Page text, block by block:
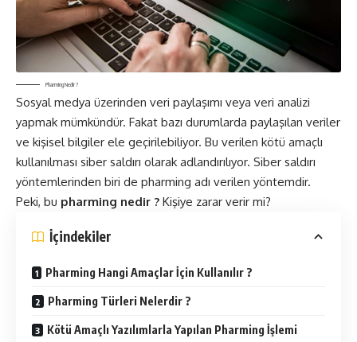
Pharming Nedir ?
Sosyal medya üzerinden veri paylaşımı veya veri analizi
yapmak mümkündür. Fakat bazı durumlarda paylaşılan veriler
ve kişisel bilgiler ele geçirilebiliyor. Bu verilen kötü amaçlı
kullanılması siber saldırı olarak adlandırılıyor. Siber saldırı
yöntemlerinden biri de pharming adı verilen yöntemdir.
Peki, bu pharming nedir ? Kişiye zarar verir mi?
İçindekiler
Pharming Hangi Amaçlar İçin Kullanılır ?
Pharming Türleri Nelerdir ?
Kötü Amaçlı Yazılımlarla Yapılan Pharming İşlemi